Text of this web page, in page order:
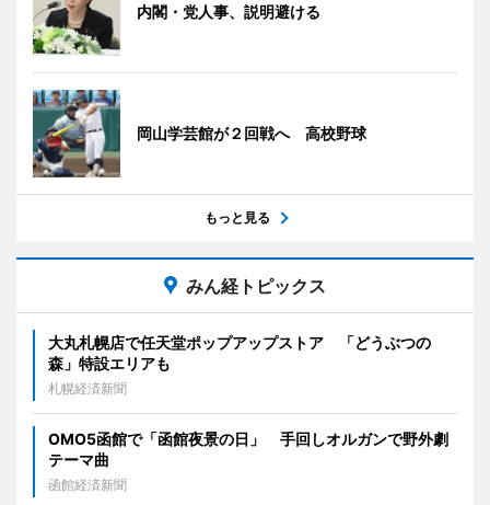
内閣・党人事、説明避ける
岡山学芸館が２回戦へ 高校野球
もっと見る
みん経トピックス
大丸札幌店で任天堂ポップアップストア 「どうぶつの
森」特設エリアも
札幌経済新聞
OMO5函館で「函館夜景の日」 手回しオルガンで野外劇
テーマ曲
函館経済新聞